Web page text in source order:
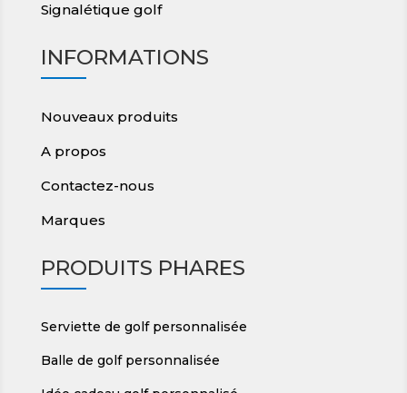
Signalétique golf
INFORMATIONS
Nouveaux produits
A propos
Contactez-nous
Marques
PRODUITS PHARES
Serviette de golf personnalisée
Balle de golf personnalisée